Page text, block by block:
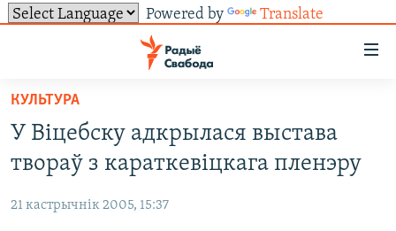
Powered by Translate
ўнівэрсальнага
доступу
Перайсьці
да
галоўнага
Перайсьці
ЛЮДЗІ
ТОЛЬКІ НА СВАБОДЗЕ
БЛОГІ
СУВЯЗЬ
АБЫСЬЦІ БЛЯКАВАНЬНЕ
ПАДПІСАЦЦА
КУЛЬТУРА
У Віцебску адкрылася выстава
твораў з караткевіцкага пленэру
21 кастрычнік 2005, 15:37